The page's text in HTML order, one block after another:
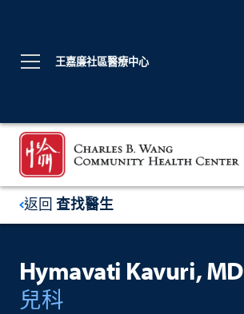
王嘉廉社區醫療中心
返回 查找醫生
Hymavati Kavuri, MD
兒科